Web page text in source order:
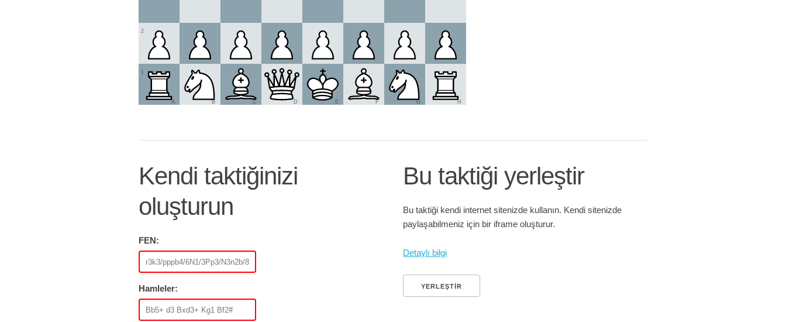
1
2
A B C D E F G H
Kendi taktiğinizi
oluşturun
FEN:
Hamleler:
Bu taktiği yerleştir
Bu taktiği kendi internet sitenizde kullanın. Kendi sitenizde
paylaşabilmeniz için bir iframe oluşturur.
Detaylı bilgi
YERLEŞTIR